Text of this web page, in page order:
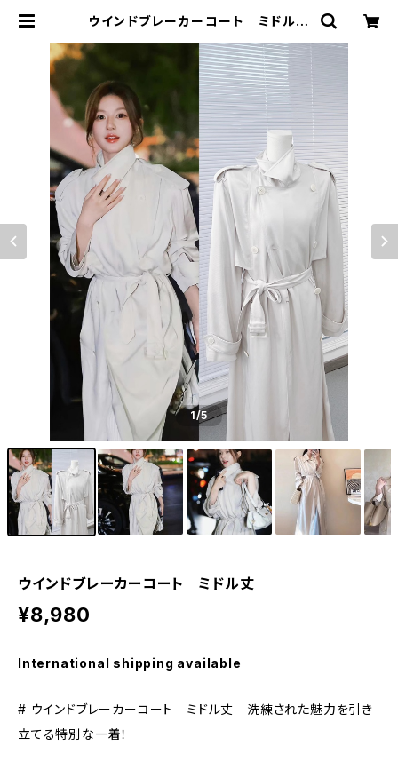
ウインドブレーカーコート ミドル丈
料無料です♪
1/5
ウインドブレーカーコート ミドル丈
¥8,980
International shipping available
# ウインドブレーカーコート ミドル丈 洗練された魅力を引き
立てる特別な一着！